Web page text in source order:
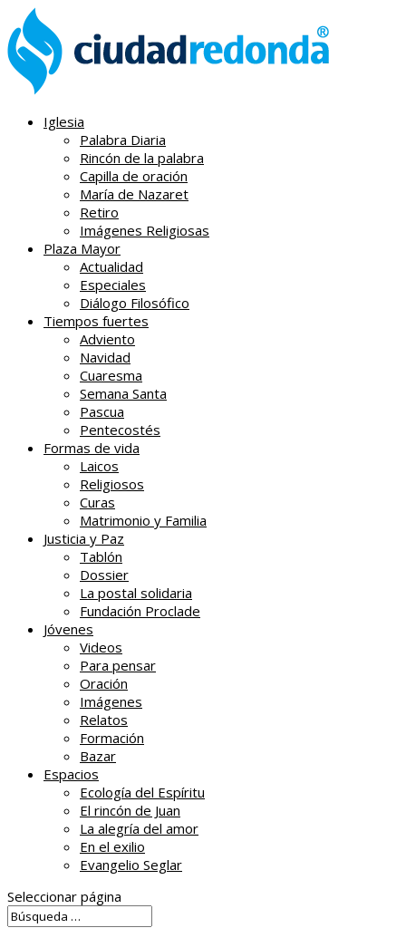
Iglesia
Palabra Diaria
Rincón de la palabra
Capilla de oración
María de Nazaret
Retiro
Imágenes Religiosas
Plaza Mayor
Actualidad
Especiales
Diálogo Filosófico
Tiempos fuertes
Adviento
Navidad
Cuaresma
Semana Santa
Pascua
Pentecostés
Formas de vida
Laicos
Religiosos
Curas
Matrimonio y Familia
Justicia y Paz
Tablón
Dossier
La postal solidaria
Fundación Proclade
Jóvenes
Videos
Para pensar
Oración
Imágenes
Relatos
Formación
Bazar
Espacios
Ecología del Espíritu
El rincón de Juan
La alegría del amor
En el exilio
Evangelio Seglar
Seleccionar página